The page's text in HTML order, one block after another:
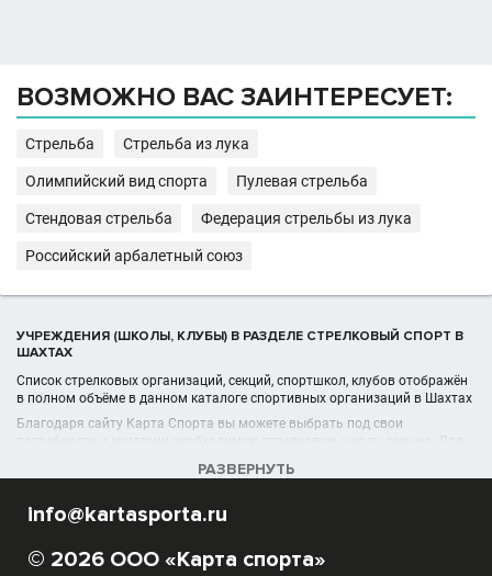
ВОЗМОЖНО ВАС ЗАИНТЕРЕСУЕТ:
Стрельба Стрельба из лука
Олимпийский вид спорта Пулевая стрельба
Стендовая стрельба Федерация стрельбы из лука
Российский арбалетный союз
УЧРЕЖДЕНИЯ (ШКОЛЫ, КЛУБЫ) В РАЗДЕЛЕ СТРЕЛКОВЫЙ СПОРТ В
ШАХТАХ
Список стрелковых организаций, секций, спортшкол, клубов отображён
в полном объёме в данном каталоге спортивных организаций в Шахтах
Благодаря сайту Карта Спорта вы можете выбрать под свои
потребности и критерии необходимую стрелковую школу, секцию. Для
стрельбе, их фотографии и реальные отзывы, а также цены месячного
РАЗВЕРНУТЬ
info@kartasporta.ru
© 2026 ООО «Карта спорта»